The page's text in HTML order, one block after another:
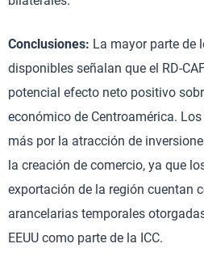
Conclusiones: La mayor parte de
disponibles señalan que el RD-
potencial efecto neto positivo
económico de Centroamérica.
más por la atracción de
la creación de comercio, ya que
exportación de la región cuentan
arancelarias temporales
EEUU como parte de la ICC.